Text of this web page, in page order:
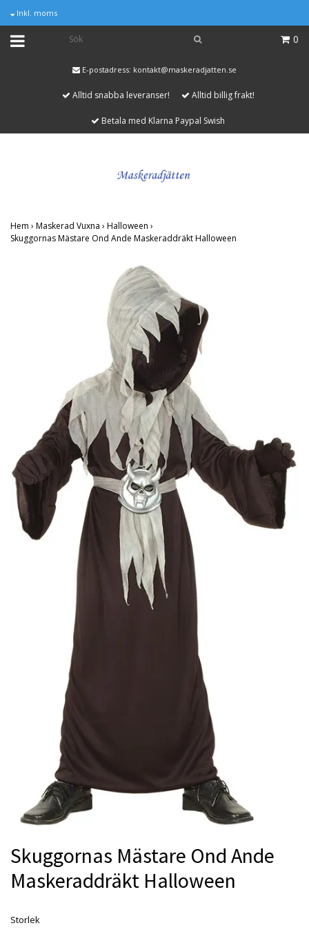
Inkl. moms
0
E-postadress: kontakt@maskeradjatten.se
Alltid snabba leveranser! Alltid billig frakt!
Betala med Klarna Paypal Swish
Hem › Maskerad Vuxna › Halloween ›
Skuggornas Mästare Ond Ande Maskeraddräkt Halloween
Skuggornas Mästare Ond Ande
Maskeraddräkt Halloween
Storlek